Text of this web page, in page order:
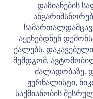
დაზიანების
აყენებდნენ
ქალებს.
შემდგომ,
ძალადობაზე.
ჟურნალისტი,
საქმიანობის